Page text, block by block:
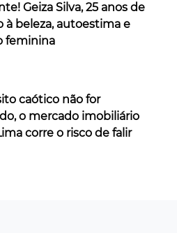
Geiza Silva, 25 anos de
à beleza, autoestima e
feminina
caótico não for
o mercado imobiliário
corre o risco de falir